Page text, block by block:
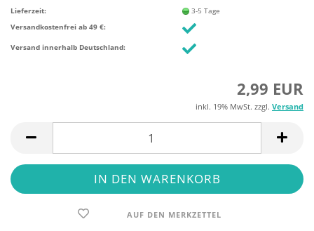
Lieferzeit:
3-5 Tage
Versandkostenfrei ab 49 €:
Versand innerhalb Deutschland:
2,99 EUR
inkl. 19% MwSt. zzgl. Versand
AUF DEN MERKZETTEL